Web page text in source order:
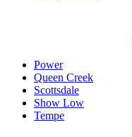
Power
Queen Creek
Scottsdale
Show Low
Tempe